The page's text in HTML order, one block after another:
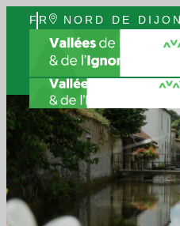
FR
EN
NORD DE
D’OR,